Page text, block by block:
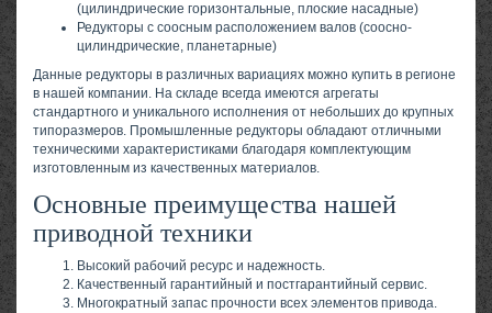
(цилиндрические горизонтальные, плоские насадные)
Редукторы с соосным расположением валов (соосно-
цилиндрические, планетарные)
Данные редукторы в различных вариациях можно купить в регионе
в нашей компании. На складе всегда имеются агрегаты
стандартного и уникального исполнения от небольших до крупных
типоразмеров. Промышленные редукторы обладают отличными
техническими характеристиками благодаря комплектующим
изготовленным из качественных материалов.
Основные преимущества нашей
приводной техники
Высокий рабочий ресурс и надежность.
Качественный гарантийный и постгарантийный сервис.
Многократный запас прочности всех элементов привода.